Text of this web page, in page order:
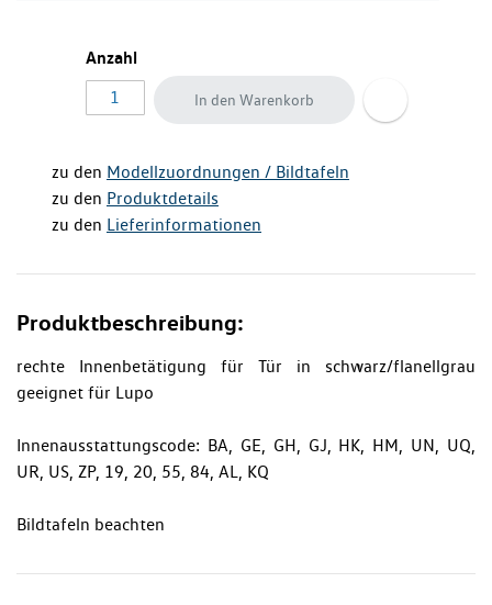
Anzahl
In den Warenkorb
zu den Modellzuordnungen / Bildtafeln
zu den Produktdetails
zu den Lieferinformationen
Produktbeschreibung:
rechte Innenbetätigung für Tür in schwarz/flanellgrau
geeignet für Lupo
Innenausstattungscode: BA, GE, GH, GJ, HK, HM, UN, UQ,
UR, US, ZP, 19, 20, 55, 84, AL, KQ
Bildtafeln beachten